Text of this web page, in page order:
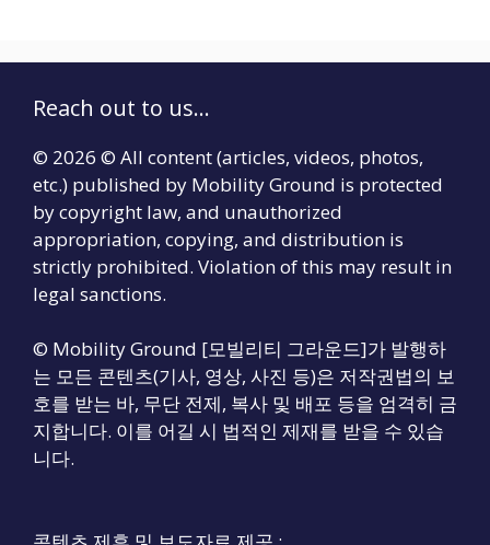
Reach out to us...
© 2026 © All content (articles, videos, photos,
etc.) published by Mobility Ground is protected
by copyright law, and unauthorized
appropriation, copying, and distribution is
strictly prohibited. Violation of this may result in
legal sanctions.
© Mobility Ground [모빌리티 그라운드]가 발행하
는 모든 콘텐츠(기사, 영상, 사진 등)은 저작권법의 보
호를 받는 바, 무단 전제, 복사 및 배포 등을 엄격히 금
지합니다. 이를 어길 시 법적인 제재를 받을 수 있습
니다.